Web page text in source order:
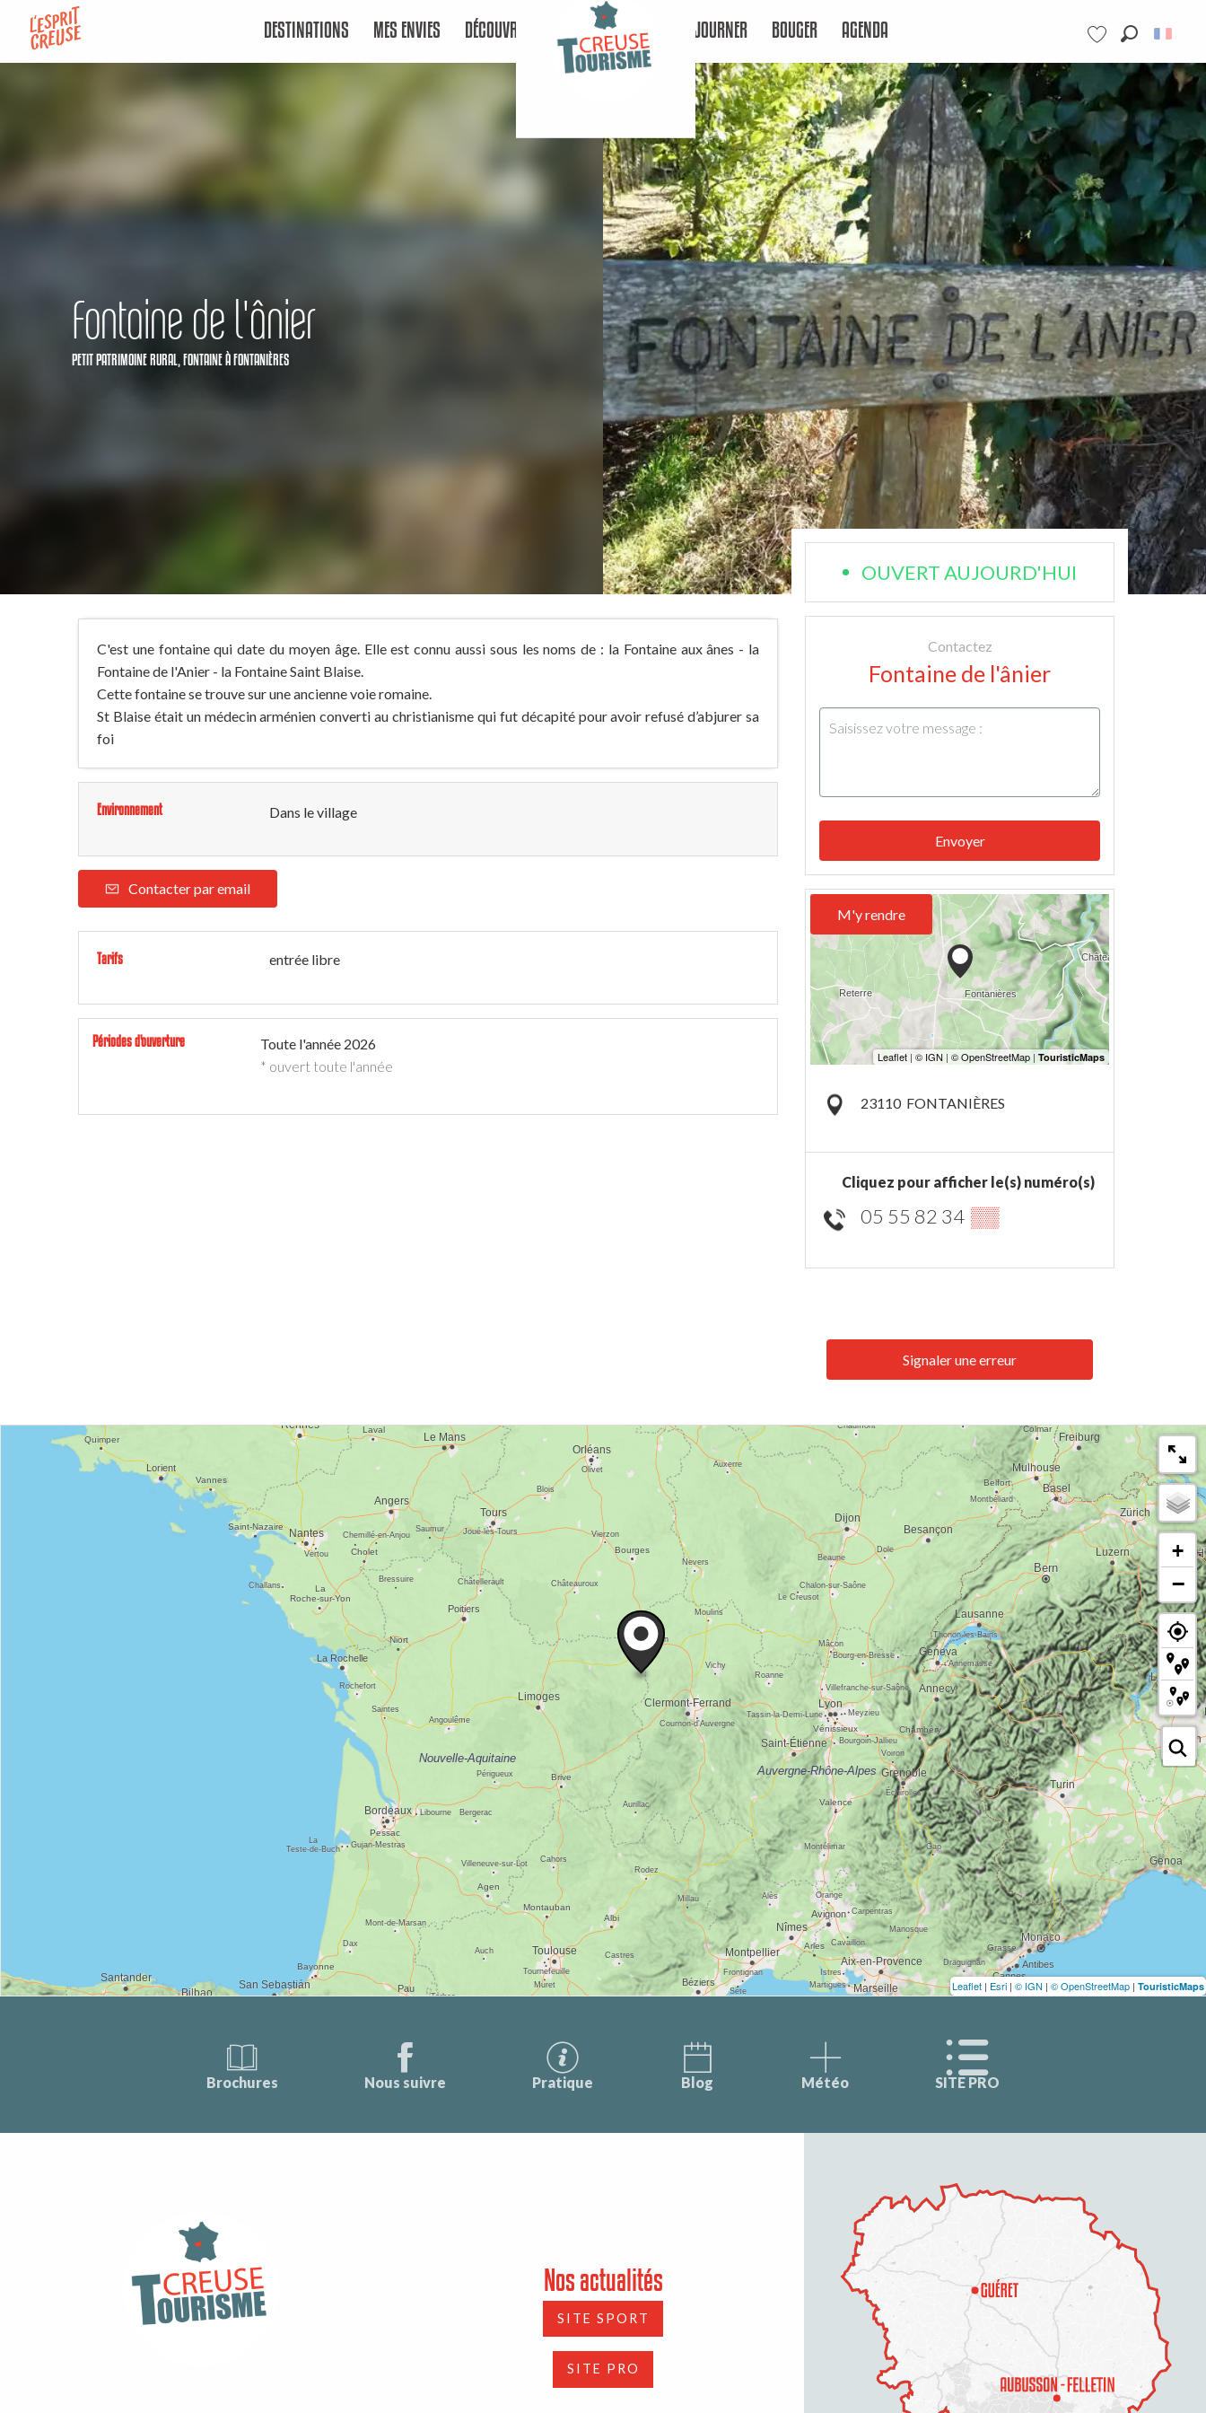
contenu
Voir les favoris
DESTINATIONS MES ENVIES DÉCOUVRIR SÉJOURNER BOUGER AGENDA
Fontaine de l'ânier
PETIT PATRIMOINE RURAL, FONTAINEÀ FONTANIÈRES
C'est une fontaine qui date du moyen âge. Elle est connu aussi sous les noms de : la Fontaine aux ânes - la
Fontaine de l'Anier - la Fontaine Saint Blaise.
Cette fontaine se trouve sur une ancienne voie romaine.
St Blaise était un médecin arménien converti au christianisme qui fut décapité pour avoir refusé d’abjurer sa
foi
Environnement Dans le village
Contacter par email
Tarifs entrée libre
Périodes d'ouverture
Toute l'année 2026
* ouvert toute l'année
OUVERT AUJOURD'HUI
Contactez
Fontaine de l'ânier
Envoyer
M'y rendre
23110 FONTANIÈRES
Cliquez pour afficher le(s) numéro(s)
05 55 82 34 ▒▒
Signaler une erreur
+
−
Leaflet | Esri | © IGN | © OpenStreetMap | TouristicMaps
Brochures Nous suivre Pratique Blog Météo SITE PRO
Nos actualités
SITE SPORT
SITE PRO